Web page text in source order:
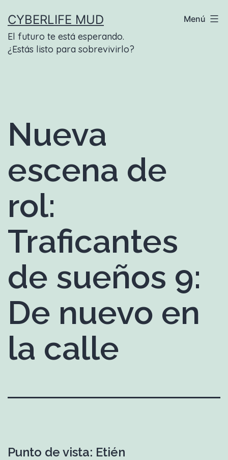
contenido
CYBERLIFE MUD
El futuro te está esperando.
¿Estás listo para sobrevivirlo?
Menú
Nueva
escena de
rol:
Traficantes
de sueños 9:
De nuevo en
la calle
Punto de vista: Etién